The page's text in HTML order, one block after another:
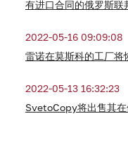
有进口合同的俄罗斯联
2022-05-16 09:09:08
雷诺在莫斯科的工厂将
2022-05-13 16:32:23
SvetoCopy将出售其